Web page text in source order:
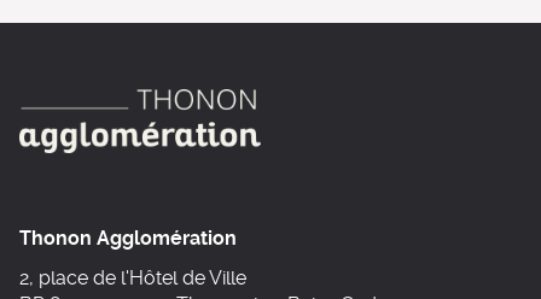
Thonon Agglomération
2, place de l'Hôtel de Ville